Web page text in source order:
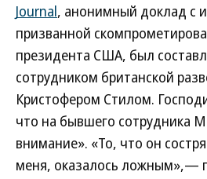
Journal, анонимный доклад с
призванной
президента США, был
сотрудником британской
Кристофером Стилом.
что на бывшего сотрудника
внимание». «То, что он
меня, оказалось ложным»,—